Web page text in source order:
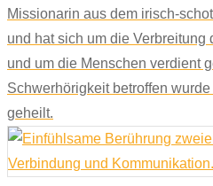
Missionarin aus dem irisch-
und hat sich um die
und um die Menschen verdient
Schwerhörigkeit betroffen
geheilt.